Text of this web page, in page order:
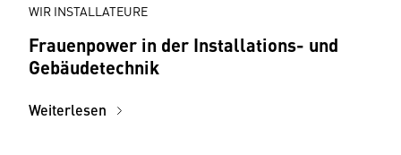
WIR INSTALLATEURE
Frauenpower in der Installations- und
Gebäudetechnik
Weiterlesen